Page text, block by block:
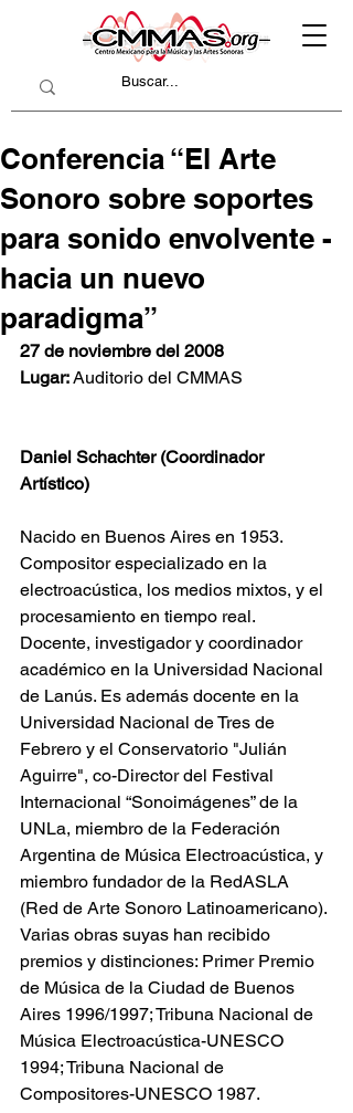
Conferencia “El Arte
Sonoro sobre soportes
para sonido envolvente -
hacia un nuevo
paradigma”
27 de noviembre del 2008
Lugar: Auditorio del CMMAS
Daniel Schachter (Coordinador
Artístico)
Nacido en Buenos Aires en 1953.
Compositor especializado en la
electroacústica, los medios mixtos, y el
procesamiento en tiempo real.
Docente, investigador y coordinador
académico en la Universidad Nacional
de Lanús. Es además docente en la
Universidad Nacional de Tres de
Febrero y el Conservatorio "Julián
Aguirre", co-Director del Festival
Internacional “Sonoimágenes” de la
UNLa, miembro de la Federación
Argentina de Música Electroacústica, y
miembro fundador de la RedASLA
(Red de Arte Sonoro Latinoamericano).
Varias obras suyas han recibido
premios y distinciones: Primer Premio
de Música de la Ciudad de Buenos
Aires 1996/1997; Tribuna Nacional de
Música Electroacústica-UNESCO
1994; Tribuna Nacional de
Compositores-UNESCO 1987.